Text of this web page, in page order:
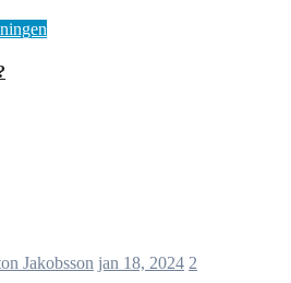
Jakobsson jan 18, 2024 2